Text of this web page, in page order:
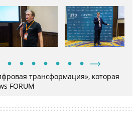
трансформация», которая
FORUM